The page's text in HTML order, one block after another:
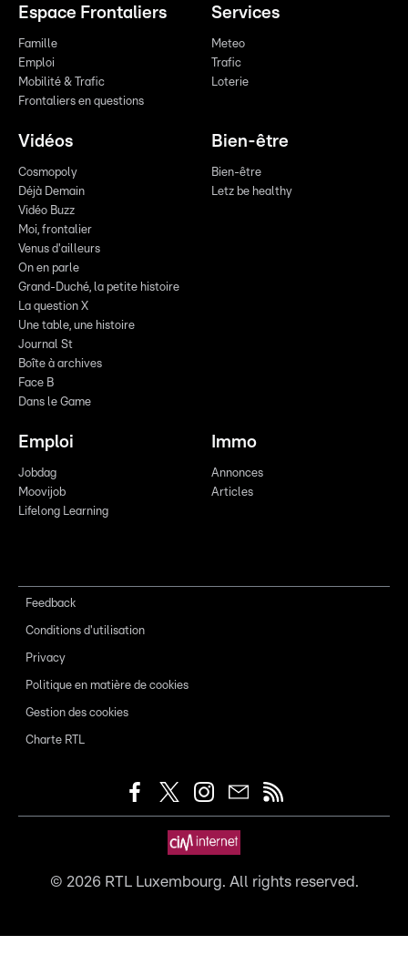
Espace Frontaliers
Famille
Emploi
Mobilité & Trafic
Frontaliers en questions
Services
Meteo
Trafic
Loterie
Vidéos
Cosmopoly
Déjà Demain
Vidéo Buzz
Moi, frontalier
Venus d'ailleurs
On en parle
Grand-Duché, la petite histoire
La question X
Une table, une histoire
Journal St
Boîte à archives
Face B
Dans le Game
Bien-être
Bien-être
Letz be healthy
Emploi
Jobdag
Moovijob
Lifelong Learning
Immo
Annonces
Articles
Feedback
Conditions d'utilisation
Privacy
Politique en matière de cookies
Gestion des cookies
Charte RTL
© 2026RTL Luxembourg. All rights reserved.